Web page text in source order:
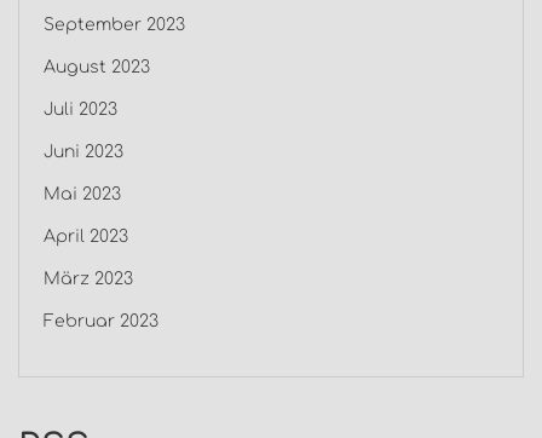
September 2023
August 2023
Juli 2023
Juni 2023
Mai 2023
April 2023
März 2023
Februar 2023